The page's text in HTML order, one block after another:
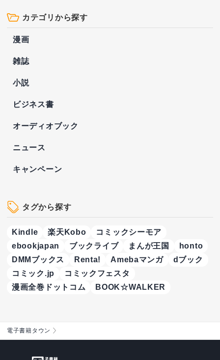
カテゴリから探す
漫画
雑誌
小説
ビジネス書
オーディオブック
ニュース
キャンペーン
タグから探す
Kindle 楽天Kobo
コミックシーモア
ebookjapan
ブックライブ まんが王国
honto
DMMブックス
Renta! Amebaマンガ
dブック
コミック.jp
コミックフェスタ
漫画全巻ドットコム
BOOK☆WALKER
電子書籍タウン